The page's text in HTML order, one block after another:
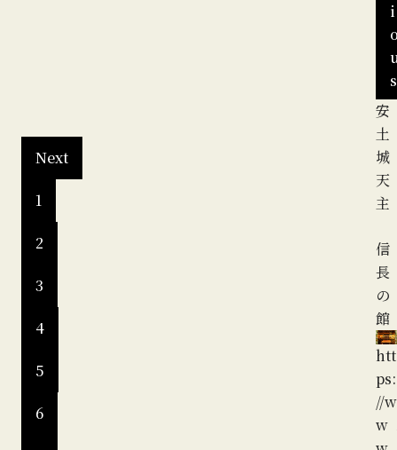
Next
1
2
3
4
5
6
i
s
安
土
城
天
主
信
長
の
館
htt
ps:
//w
w